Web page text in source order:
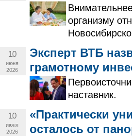
организму
10
июня
2026
Эксперт ВТБ
грамотному
наставник.
10
июня
2026
«Практически
осталось от